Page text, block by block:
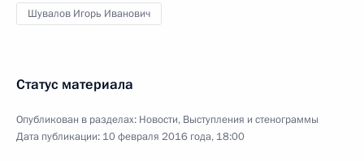
Шувалов Игорь Иванович
Статус материала
Опубликован в разделах: Новости, Выступления и стенограммы
Дата публикации: 10 февраля 2016 года, 18:00